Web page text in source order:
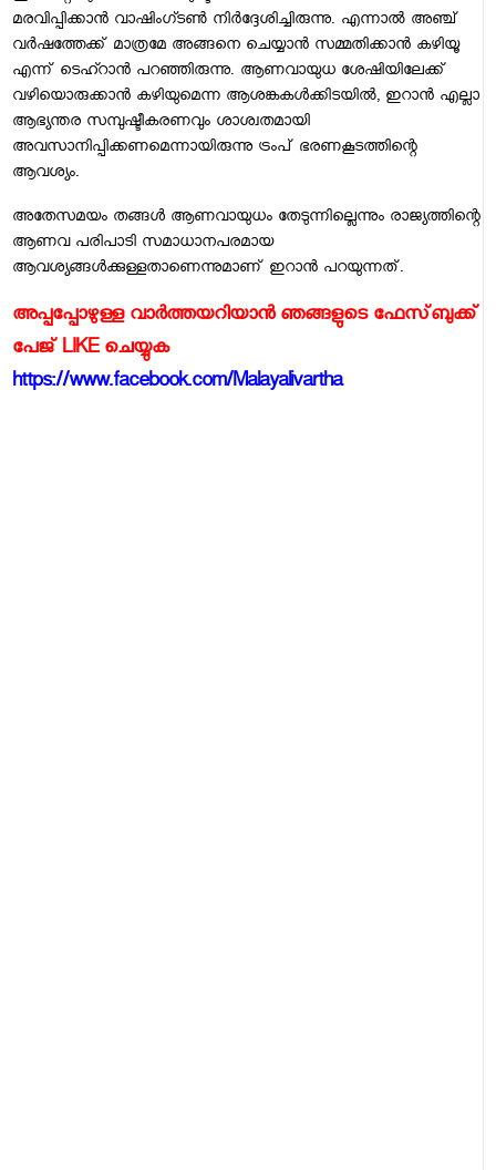
മരവിപ്പിക്കാന്‍ വാഷിംഗ്ടണ്‍ നിര്‍ദ്ദേശിച്ചിരുന്നു. എന്നാല്‍ അഞ്ച്
വര്‍ഷത്തേക്ക് മാത്രമേ അങ്ങനെ ചെയ്യാന്‍ സമ്മതിക്കാന്‍ കഴിയൂ
എന്ന് ടെഹ്റാന്‍ പറഞ്ഞിരുന്നു. ആണവായുധ ശേഷിയിലേക്ക്
വഴിയൊരുക്കാന്‍ കഴിയുമെന്ന ആശങ്കകള്‍ക്കിടയില്‍, ഇറാന്‍ എല്ലാ
ആഭ്യന്തര സമ്പുഷ്ടീകരണവും ശാശ്വതമായി
അവസാനിപ്പിക്കണമെന്നായിരുന്നു ട്രംപ് ഭരണകൂടത്തിന്റെ
ആവശ്യം.
അതേസമയം തങ്ങള്‍ ആണവായുധം തേടുന്നില്ലെന്നും രാജ്യത്തിന്റെ
ആണവ പരിപാടി സമാധാനപരമായ
ആവശ്യങ്ങള്‍ക്കുള്ളതാണെന്നുമാണ് ഇറാന്‍ പറയുന്നത്.
അപ്പപ്പോഴുള്ള വാര്‍ത്തയറിയാന്‍ ഞങ്ങളുടെ ഫേസ്‌ബുക്ക്‌
പേജ് LIKE ചെയ്യുക
https://www.facebook.com/Malayalivartha